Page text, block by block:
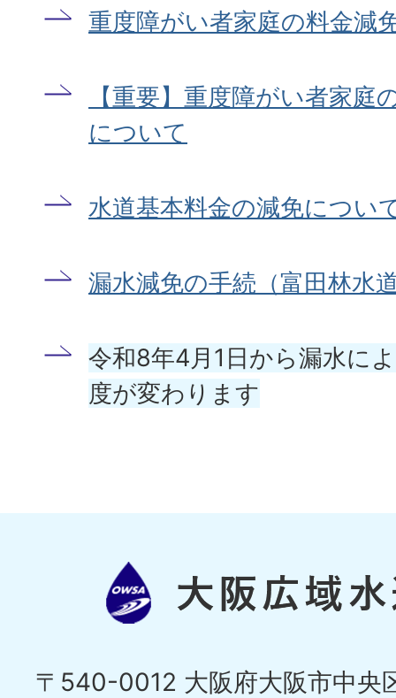
重度障がい者家庭の料金減
【重要】重度障がい者家庭
について
水道基本料金の減免につい
漏水減免の手続（富田林水
令和8年4月1日から漏水に
度が変わります
〒540-0012 大阪府大阪市中央